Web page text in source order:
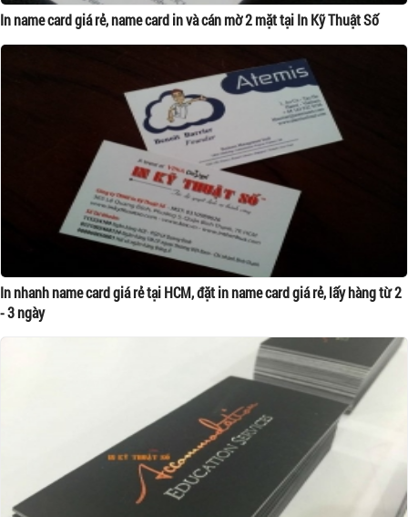
In name card giá rẻ, name card in và cán mờ 2 mặt tại In Kỹ Thuật Số
In nhanh name card giá rẻ tại HCM, đặt in name card giá rẻ, lấy hàng từ 2
- 3 ngày